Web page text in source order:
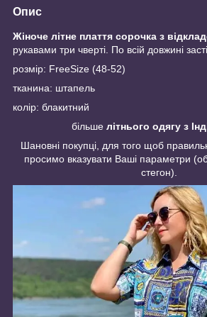
Опис
Жіноче літне плаття сорочка з
рукавами три чверті. По всій довжині
розмір: FreeSize (48-52)
тканина: штапель
колір: блакитний
більше літнього одягу з
Шановні покупці, для того щоб
просимо вказувати Ваші параметри
стегон).